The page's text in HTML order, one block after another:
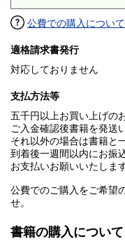
公費での購入について
適格請求書発行
対応しておりません
支払方法等
五千円以上お買い上げの
ご入金確認後書籍を発送
それ以外の場合は書籍と
到着後一週間以内にお振
お支払いお願いいたします
公費でのご購入をご希望
せ。
書籍の購入について